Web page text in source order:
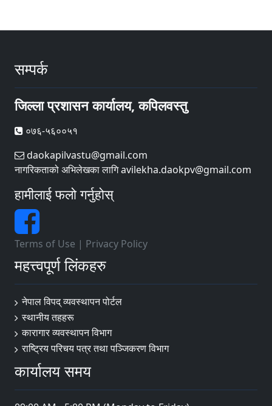
सम्पर्क
जिल्ला प्रशासन कार्यालय, कपिलवस्तु
०७६-५६००५१
daokapilvastu@gmail.com
नागरिकताको अभिलेखका लागि avilekha.daokpv@gmail.com
हामीलाई फलो गर्नुहोस्
Terms of Use | Privacy Policy
महत्त्वपूर्ण लिंकहरु
नेपाल विपद् व्यवस्थापन पोर्टल
स्थानीय तहहरू
कारागार व्यवस्थापन विभाग
राष्ट्रिय परिचय पत्र तथा पञ्जिकरण विभाग
कार्यालय समय